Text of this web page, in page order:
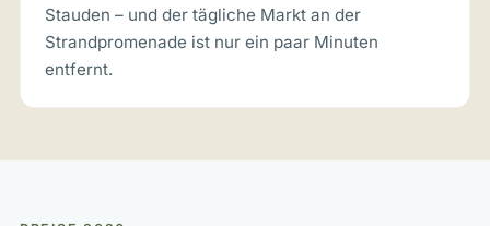
Stauden – und der tägliche Markt an der
Strandpromenade ist nur ein paar Minuten
entfernt.